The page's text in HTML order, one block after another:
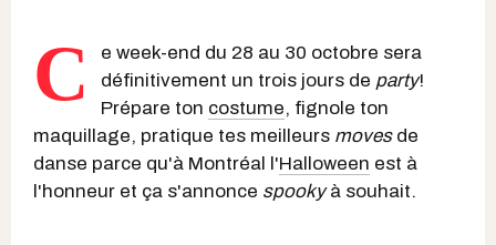
C
e week-end du 28 au 30 octobre sera
définitivement un trois jours de party!
Prépare ton costume, fignole ton
maquillage, pratique tes meilleurs movesde
danse parce qu'à Montréal l'Halloween est à
l'honneur et ça s'annonce spookyà souhait.